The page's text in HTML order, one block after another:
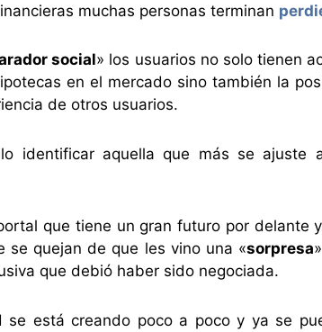
muchas personas terminan
social» los usuarios no solo tienen
en el mercado sino también la
de otros usuarios.
identificar aquella que más se ajuste
que tiene un gran futuro por delante
se quejan de que les vino una «sorpresa
que debió haber sido negociada.
se está creando poco a poco y ya se